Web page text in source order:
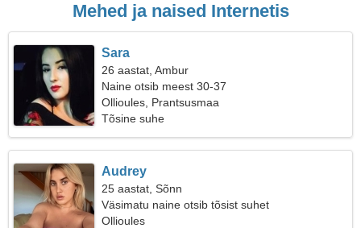
Mehed ja naised Internetis
Sara
26 aastat, Ambur
Naine otsib meest 30-37
Ollioules, Prantsusmaa
Tõsine suhe
Audrey
25 aastat, Sõnn
Väsimatu naine otsib tõsist suhet
Ollioules